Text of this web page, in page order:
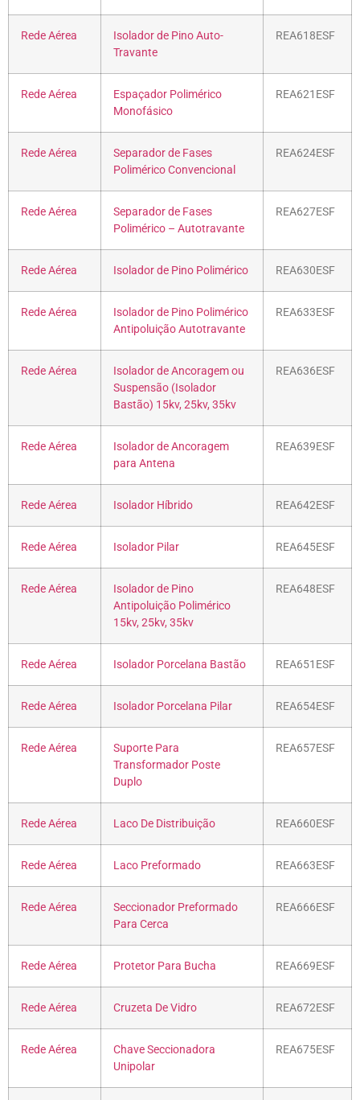
Rede Aérea
Isolador de Pino Auto-
Travante
REA618ESF
Rede Aérea
Espaçador Polimérico
Monofásico
REA621ESF
Rede Aérea
Separador de Fases
Polimérico Convencional
REA624ESF
Rede Aérea
Separador de Fases
Polimérico – Autotravante
REA627ESF
Rede Aérea Isolador de Pino Polimérico REA630ESF
Rede Aérea
Isolador de Pino Polimérico
Antipoluição Autotravante
REA633ESF
Rede Aérea
Isolador de Ancoragem ou
Suspensão (Isolador
Bastão) 15kv, 25kv, 35kv
REA636ESF
Rede Aérea
Isolador de Ancoragem
para Antena
REA639ESF
Rede Aérea Isolador Híbrido REA642ESF
Rede Aérea Isolador Pilar REA645ESF
Rede Aérea
Isolador de Pino
Antipoluição Polimérico
15kv, 25kv, 35kv
REA648ESF
Rede Aérea Isolador Porcelana Bastão REA651ESF
Rede Aérea Isolador Porcelana Pilar REA654ESF
Rede Aérea
Suporte Para
Transformador Poste
Duplo
REA657ESF
Rede Aérea Laco De Distribuição REA660ESF
Rede Aérea Laco Preformado REA663ESF
Rede Aérea
Seccionador Preformado
Para Cerca
REA666ESF
Rede Aérea Protetor Para Bucha REA669ESF
Rede Aérea Cruzeta De Vidro REA672ESF
Rede Aérea
Chave Seccionadora
Unipolar
REA675ESF